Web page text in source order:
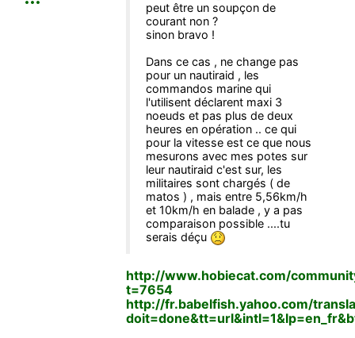
peut être un soupçon de
courant non ?
sinon bravo !
Dans ce cas , ne change pas
pour un nautiraid , les
commandos marine qui
l'utilisent déclarent maxi 3
noeuds et pas plus de deux
heures en opération .. ce qui
pour la vitesse est ce que nous
mesurons avec mes potes sur
leur nautiraid c'est sur, les
militaires sont chargés ( de
matos ) , mais entre 5,56km/h
et 10km/h en balade , y a pas
comparaison possible ....tu
serais déçu
http://www.hobiecat.com/
t=7654
http://fr.babelfish.yahoo.com/